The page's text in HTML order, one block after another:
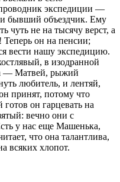
экспедиции —
бывший объездчик. Ему
чуть не на тысячу верст, а
он на пенсии;
вести нашу экспедицию.
в изодранной
— Матвей, рыжий
любитель, и лентяй,
принят, потому что
он гарцевать на
вечно они с
у нас еще Машенька,
что она талантлива,
всяких хлопот.